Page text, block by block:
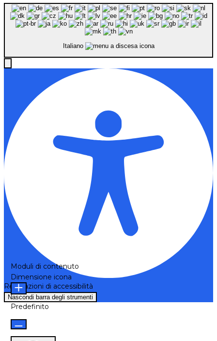
Italiano
Regolazioni di accessibilità
Nascondi barra degli strumenti
Moduli di contenuto
Dimensione icona
Predefinito